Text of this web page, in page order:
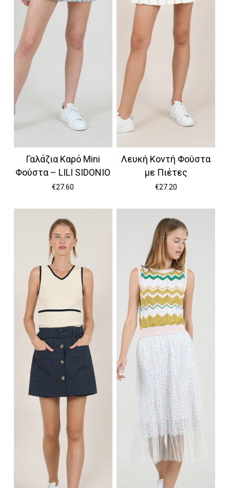
Γαλάζια Καρό Mini
Φούστα – LILI SIDONIO
€27.60
Λευκή Κοντή Φούστα
με Πιέτες
€27.20